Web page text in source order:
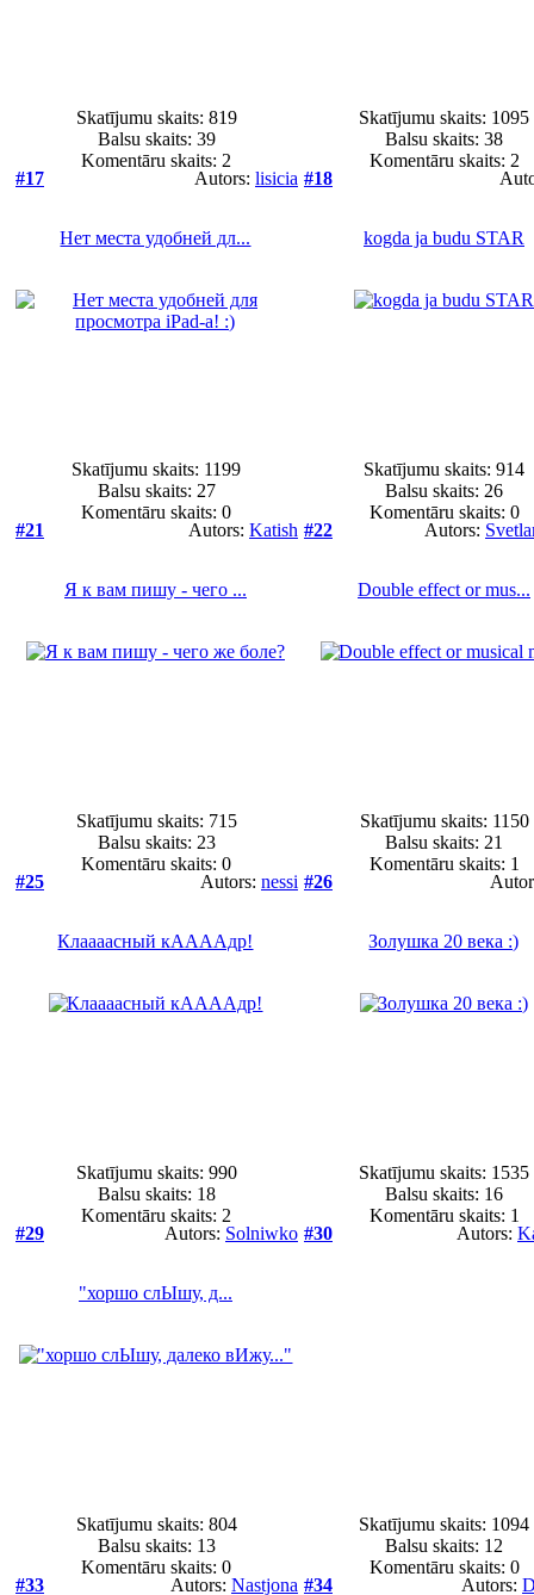
Skatījumu skaits: 819
Balsu skaits: 39
Komentāru skaits: 2
Skatījumu skaits: 1095
Balsu skaits:38
Komentāru skaits: 2
#17
Autors: lisicia
Нет места удобней дл...
Skatījumu skaits: 1199
Balsu skaits: 27
Komentāru skaits: 0
#18
kogda ja budu STAR
Skatījumu skaits: 914
Balsu skaits: 26
Komentāru skaits: 0
#21
Autors: Katish
Я к вам пишу - чего ...
Skatījumu skaits: 715
Balsu skaits: 23
Komentāru skaits: 0
#22 Autors:
Double effect or mus...
Skatījumu skaits: 1150
Balsu skaits: 21
Komentāru skaits: 1
#25
Autors: nessi
Клаааасный кААААдр!
Skatījumu skaits: 990
Balsu skaits: 18
Komentāru skaits: 2
#26
Золушка 20 века :)
Skatījumu skaits: 1535
Balsu skaits: 16
Komentāru skaits: 1
#29
Autors: Solniwko
"хоршо слЫшу, д...
Skatījumu skaits: 804
Balsu skaits: 13
Komentāru skaits: 0
#30 Autors:
Skatījumu skaits: 1094
Balsu skaits: 12
Komentāru skaits: 0
#33
Autors: Nastjona #34 Autors: